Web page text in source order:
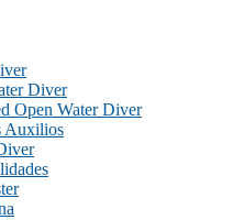
Diver
Open Water Diver
Auxilios